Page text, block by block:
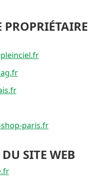
PROPRIÉTAIRE
paris.fr
SITE WEB